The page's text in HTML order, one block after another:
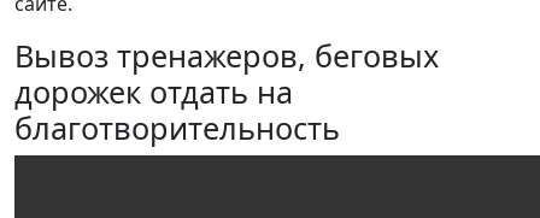
Вывоз тренажеров, беговых
дорожек отдать на
благотворительность